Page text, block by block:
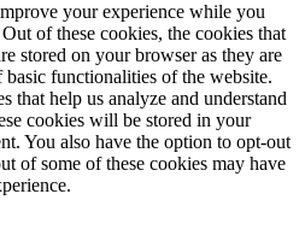
your experience while you
of these cookies, the cookies that
stored on your browser as they are
functionalities of the website.
that help us analyze and understand
cookies will be stored in your
You also have the option to opt-out
of some of these cookies may have